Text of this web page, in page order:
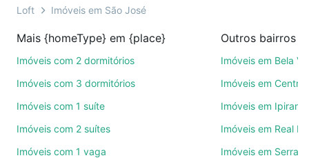
mil corretores e imobiliárias te ajudando na compra,
Como escolher um imóvel?
Use barra de busca no topo para pesquisar por
também pode usar os filtros como quantidade de
quartos, suítes, com ou sem vaga de garagem para
combinar perfeitamente com o preço, metragem e
Loft Imóveis em São José
Mais {homeType} em {place}
Imóveis com 2 dormitórios
Imóveis com 3 dormitórios
Imóveis com 1 suíte
Imóveis com 2 suítes
Imóveis com 1 vaga
Outros bairros
Imóveis em Bela
Imóveis em Centro
Imóveis em
Imóveis em Real
Imóveis em Serraria